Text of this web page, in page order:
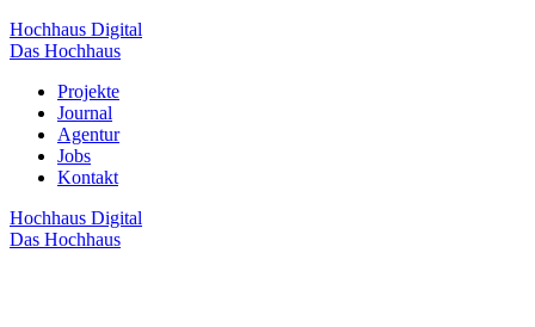
Hochhaus Digital
Das Hochhaus
Projekte
Journal
Agentur
Jobs
Kontakt
Hochhaus Digital
Das Hochhaus